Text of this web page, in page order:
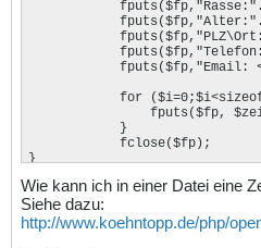
}
Wie kann ich in einer Datei eine
Siehe dazu:
http://www.koehntopp.de/php/